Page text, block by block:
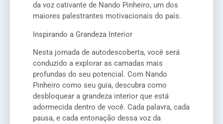
da voz cativante de Nando Pinheiro, um dos
maiores palestrantes motivacionais do país.
Inspirando a Grandeza Interior
Nesta jornada de autodescoberta, você será
conduzido a explorar as camadas mais
profundas do seu potencial. Com Nando
Pinheiro como seu guia, descubra como
desbloquear a grandeza interior que está
adormecida dentro de você. Cada palavra, cada
pausa, e cada entonação dessa voz da